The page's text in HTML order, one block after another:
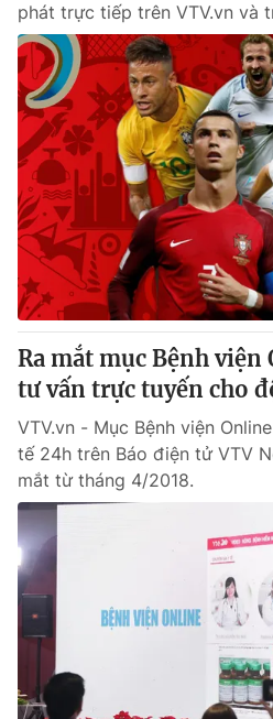
® Cấm sao chép dưới mọi hình
thuận bằng văn bản. Ghi rõ nguồn
thông tin từ website này.
phát trực tiếp trên VTV.vn và
Ra mắt mục Bệnh
tư vấn trực tuyến cho
VTV.vn - Mục Bệnh viện
tế 24h trên Báo điện tử VTV
mắt từ tháng 4/2018.